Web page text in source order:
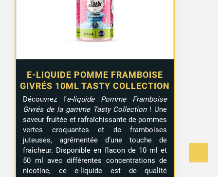
E-LIQUIDE POMME FRAMBOISE
GIVRÉS 10ML TASTY COLLECTION
à
15,90 €
Découvrez l’e-liquide Pomme Framboise
Givrés de la gamme Tasty Collection! Une
saveur fruitée et rafraîchissante de pommes
vertes croquantes et de framboises
juteuses, agrémentée d’une touche de
fraîcheur. Disponible en flacon de 10 ml et
50 ml avec différentes concentrations de
nicotine, ce e-liquide est de qualité